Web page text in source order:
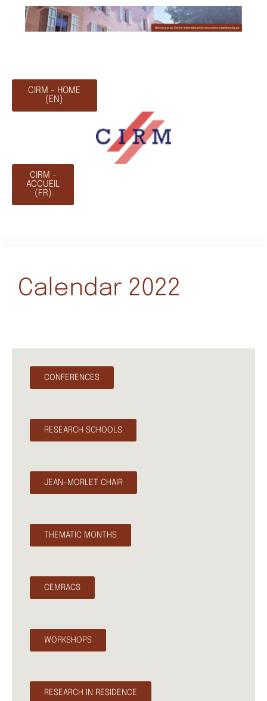
CIRM - HOME
(EN)
CIRM -
ACCUEIL
(FR)
Calendar 2022
CONFERENCES
RESEARCH SCHOOLS
JEAN-MORLET CHAIR
THEMATIC MONTHS
CEMRACS
WORKSHOPS
RESEARCH IN RESIDENCE